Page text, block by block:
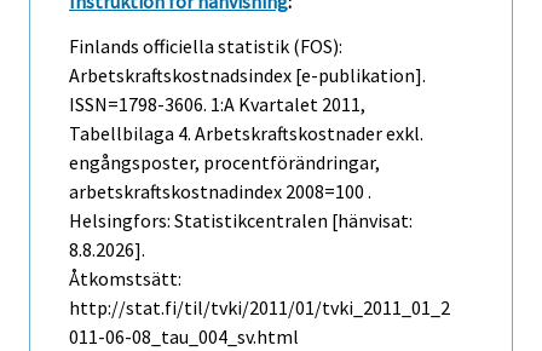
Finlands officiella statistik (FOS):
Arbetskraftskostnadsindex [e-publikation].
ISSN=1798-3606. 1:a Kvartalet 2011,
Tabellbilaga 4. Arbetskraftskostnader exkl.
engångsposter, procentförändringar,
arbetskraftskostnadindex 2008=100 .
Helsingfors: Statistikcentralen [hänvisat:
8.8.2026].
Åtkomstsätt:
http://stat.fi/til/tvki/2011/01/tvki_2011_01_2
011-06-08_tau_004_sv.html